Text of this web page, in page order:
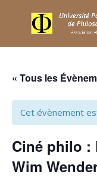
« Tous les
Cet évènement
Ciné philo :
Wim